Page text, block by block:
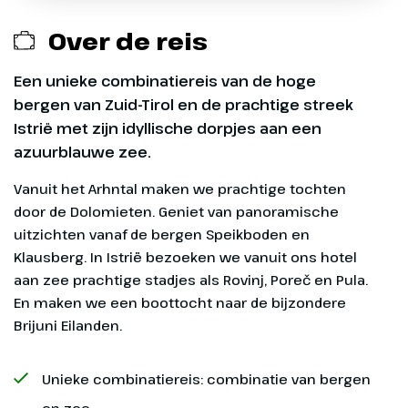
Over de reis
Een unieke combinatiereis van de hoge
bergen van Zuid-Tirol en de prachtige streek
Istrië met zijn idyllische dorpjes aan een
azuurblauwe zee.
Vanuit het Arhntal maken we prachtige tochten
door de Dolomieten. Geniet van panoramische
uitzichten vanaf de bergen Speikboden en
Klausberg. In Istrië bezoeken we vanuit ons hotel
aan zee prachtige stadjes als Rovinj, Poreč en Pula.
En maken we een boottocht naar de bijzondere
Brijuni Eilanden.
Unieke combinatiereis: combinatie van bergen
Dag 1
Heenreis
720 km
Na het kopje koffie in Didam
rijden we over de Duitse
Exclusief
Entreegelden ca. € 35 p.p.
Optionele excursies (zie dag tot dag)
Overige maaltijden
september 2026 en terugkomen vanaf
16 mei t/m 26 september 2026, overige
opstapplaatsen zijn het gehele seizoen
beschikbaar.
die vertrekken vanaf 11 mei t/m 14
september 2026 en terugkomen vanaf
16 mei t/m 26 september 2026, overige
Opstaptijden Gelderland
¹ Opstapplaats te boeken voor reizen
die vertrekken vanaf 11 mei t/m 14
16 mei t/m 26 september 2026, overige
opstapplaatsen zijn het gehele seizoen
beschikbaar.